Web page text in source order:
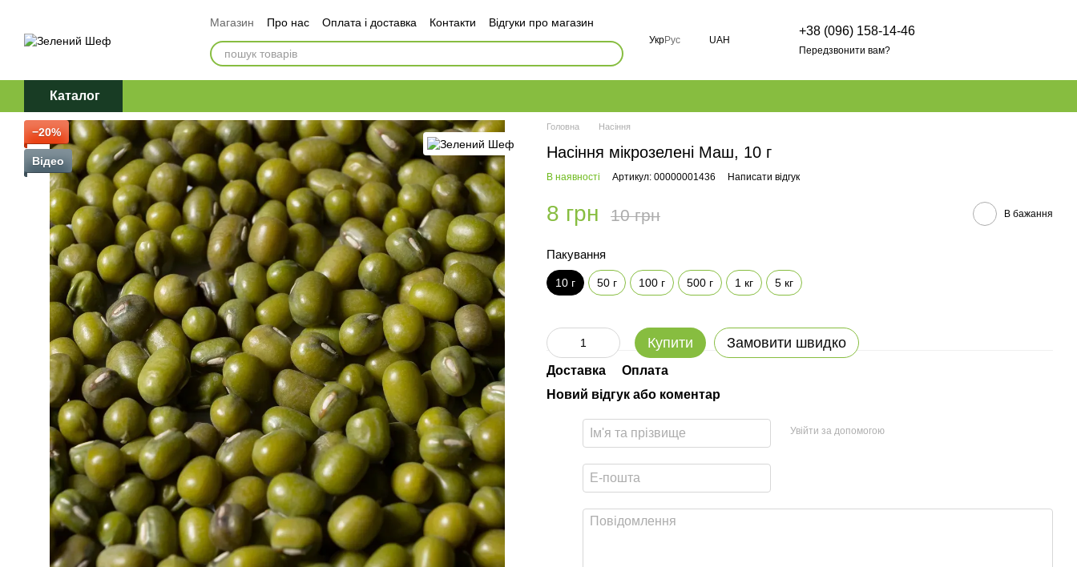
Магазин Про нас Оплата і доставка Контакти
Відгуки про магазин
Обмін та повернення
Договір публічної оферти
Політика конфіденційності
УкрРус UAH
+38 (096) 158-14-46
Передзвонити вам?
Каталог
−20%
Відео
Головна Насіння
Насіння мікрозелені Маш, 10 г
В наявності Артикул: 00000001436 Написати відгук
8 грн 10 грн В бажання
Пакування
10 г 50 г 100 г 500 г 1 кг 5 кг
Купити Замовити швидко
Доставка
Оплата
Новий відгук або коментар
Увійти за допомогою